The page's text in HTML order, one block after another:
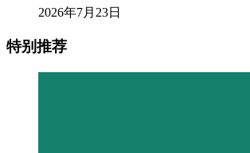
2026年7月23日
特别推荐